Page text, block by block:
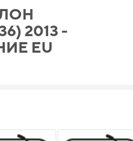
2013 -
EU